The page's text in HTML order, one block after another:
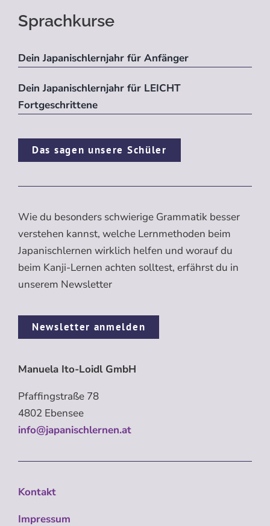
Sprachkurse
Dein Japanischlernjahr für Anfänger
Dein Japanischlernjahr für LEICHT
Fortgeschrittene
Das sagen unsere Schüler
Wie du besonders schwierige Grammatik besser
verstehen kannst, welche Lernmethoden beim
Japanischlernen wirklich helfen und worauf du
beim Kanji-Lernen achten solltest, erfährst du in
unserem Newsletter
Newsletter anmelden
Manuela Ito-Loidl GmbH
Pfaffingstraße 78
4802 Ebensee
info@japanischlernen.at
Kontakt
Impressum